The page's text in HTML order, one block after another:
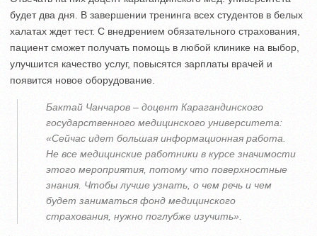
будет два дня. В завершении тренинга всех студентов в белых
халатах ждет тест. С внедрением обязательного страхования,
пациент сможет получать помощь в любой клинике на выбор,
улучшится качество услуг, повысятся зарплаты врачей и
появится новое оборудование.
Бактай Чанчаров – доцент Карагандинского
государственного медицинского университета:
«Сейчас идет большая информационная работа.
Не все медицинские работники в курсе значимости
этого мероприятия, потому что поверхностные
знания. Чтобы лучше узнать, о чем речь и чем
будет заниматься фонд медицинского
страхования, нужно поглубже изучить».